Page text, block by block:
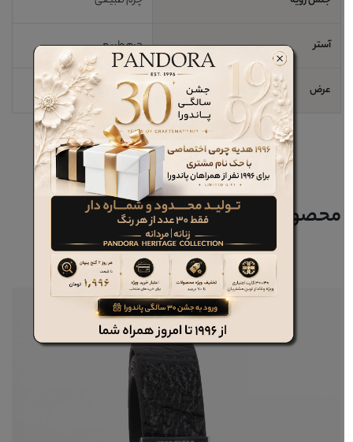
آستر چرم طبیعی
عرض 3.5سانتیمتر
محصولات مرتبط